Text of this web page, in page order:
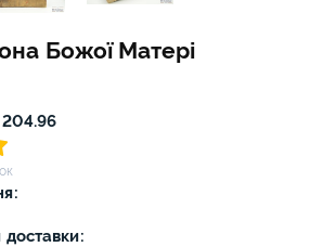
Божої Матері
204.96
доставки: